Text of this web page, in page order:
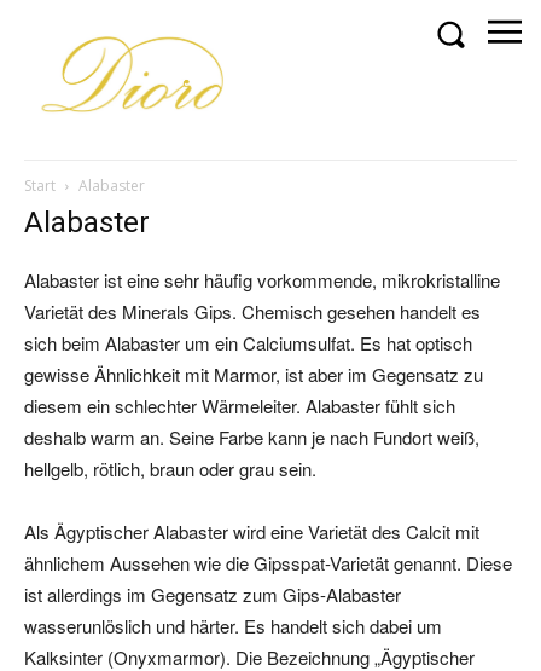
Start Alabaster
Alabaster
Alabaster ist eine sehr häufig vorkommende, mikrokristalline
Varietät des Minerals Gips. Chemisch gesehen handelt es
sich beim Alabaster um ein Calciumsulfat. Es hat optisch
gewisse Ähnlichkeit mit Marmor, ist aber im Gegensatz zu
diesem ein schlechter Wärmeleiter. Alabaster fühlt sich
deshalb warm an. Seine Farbe kann je nach Fundort weiß,
hellgelb, rötlich, braun oder grau sein.
Als Ägyptischer Alabaster wird eine Varietät des Calcit mit
ähnlichem Aussehen wie die Gipsspat-Varietät genannt. Diese
ist allerdings im Gegensatz zum Gips-Alabaster
wasserunlöslich und härter. Es handelt sich dabei um
Kalksinter (Onyxmarmor). Die Bezeichnung „Ägyptischer